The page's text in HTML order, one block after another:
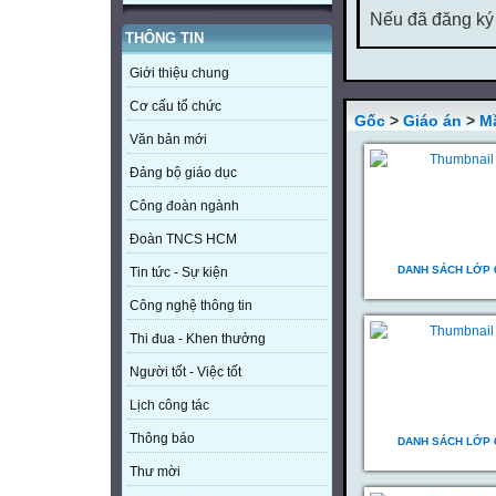
THÔNG TIN
Giới thiệu chung
Cơ cấu tổ chức
Văn bản mới
Đảng bộ giáo dục
Công đoàn ngành
Đoàn TNCS HCM
Tin tức - Sự kiện
Công nghệ thông tin
Thi đua - Khen thưởng
Người tốt - Việc tốt
Lịch công tác
Thông báo
Thư mời
Nếu đã đăng
Gốc > Giáo án >
DANH SÁCH LỚP
DANH SÁCH LỚP